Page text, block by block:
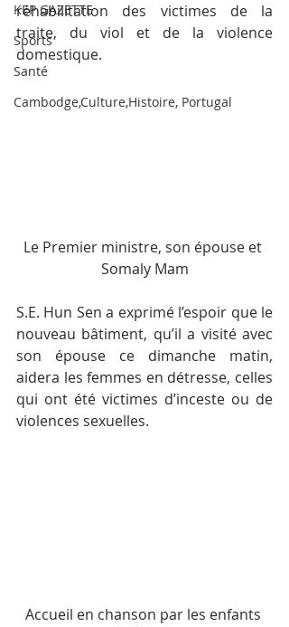
KEP GAZETTE
Sports
Santé
Cambodge,Culture,Histoire, Portugal
réhabilitation des victimes de la
traite, du viol et de la violence
domestique.
Le Premier ministre, son épouse et
Somaly Mam
S.E. Hun Sen a exprimé l’espoir que le
nouveau bâtiment, qu’il a visité avec
son épouse ce dimanche matin,
aidera les femmes en détresse, celles
qui ont été victimes d’inceste ou de
violences sexuelles.
Accueil en chanson par les enfants